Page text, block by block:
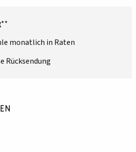
monatlich in Raten
Rücksendung